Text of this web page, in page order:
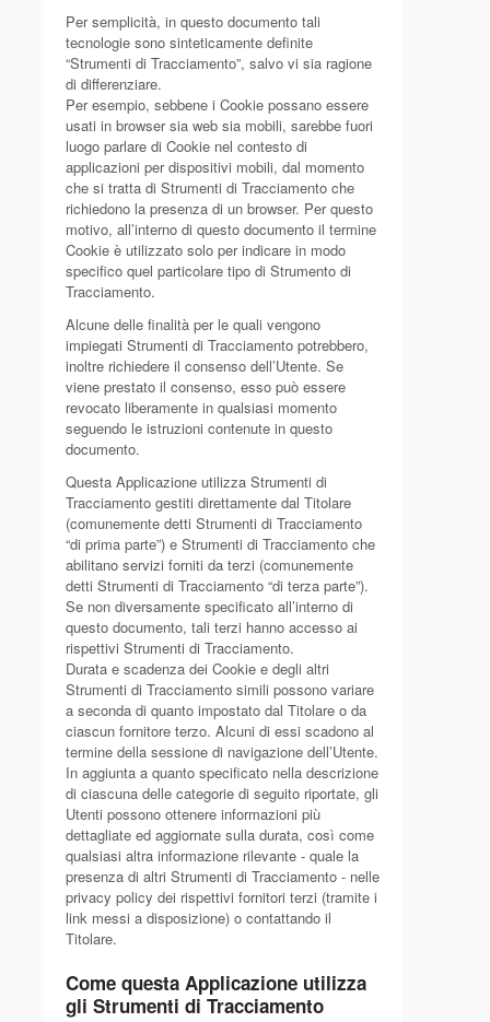
Per semplicità, in questo documento tali
tecnologie sono sinteticamente definite
“Strumenti di Tracciamento”, salvo vi sia ragione
di differenziare.
Per esempio, sebbene i Cookie possano essere
usati in browser sia web sia mobili, sarebbe fuori
luogo parlare di Cookie nel contesto di
applicazioni per dispositivi mobili, dal momento
che si tratta di Strumenti di Tracciamento che
richiedono la presenza di un browser. Per questo
motivo, all’interno di questo documento il termine
Cookie è utilizzato solo per indicare in modo
specifico quel particolare tipo di Strumento di
Tracciamento.
Alcune delle finalità per le quali vengono
impiegati Strumenti di Tracciamento potrebbero,
inoltre richiedere il consenso dell’Utente. Se
viene prestato il consenso, esso può essere
revocato liberamente in qualsiasi momento
seguendo le istruzioni contenute in questo
documento.
Questa Applicazione utilizza Strumenti di
Tracciamento gestiti direttamente dal Titolare
(comunemente detti Strumenti di Tracciamento
“di prima parte”) e Strumenti di Tracciamento che
abilitano servizi forniti da terzi (comunemente
detti Strumenti di Tracciamento “di terza parte”).
Se non diversamente specificato all’interno di
questo documento, tali terzi hanno accesso ai
rispettivi Strumenti di Tracciamento.
Durata e scadenza dei Cookie e degli altri
Strumenti di Tracciamento simili possono variare
a seconda di quanto impostato dal Titolare o da
ciascun fornitore terzo. Alcuni di essi scadono al
termine della sessione di navigazione dell’Utente.
In aggiunta a quanto specificato nella descrizione
di ciascuna delle categorie di seguito riportate, gli
Utenti possono ottenere informazioni più
dettagliate ed aggiornate sulla durata, così come
qualsiasi altra informazione rilevante - quale la
presenza di altri Strumenti di Tracciamento - nelle
privacy policy dei rispettivi fornitori terzi (tramite i
link messi a disposizione) o contattando il
Titolare.
Come questa Applicazione utilizza
gli Strumenti di Tracciamento